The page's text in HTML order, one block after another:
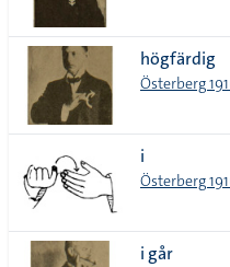
högfärdig
Österberg
i
Österberg
i går